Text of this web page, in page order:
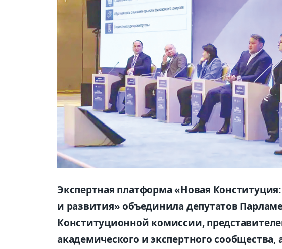
Экспертная платформа «Новая
и развития» объединила депутатов
Конституционной комиссии,
академического и экспертного сообщества,